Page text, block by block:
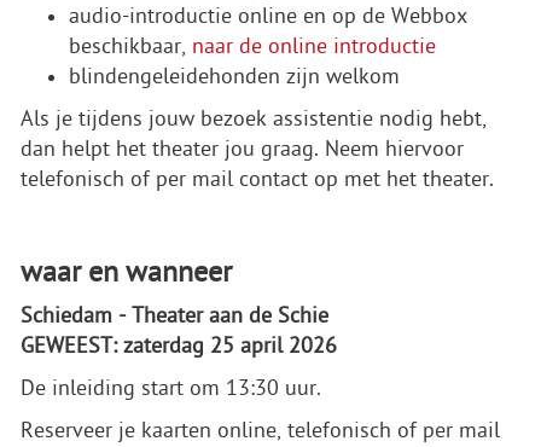
audio-introductie online en op de Webbox
beschikbaar, naar de online introductie
blindengeleidehonden zijn welkom
Als je tijdens jouw bezoek assistentie nodig hebt,
dan helpt het theater jou graag. Neem hiervoor
telefonisch of per mail contact op met het theater.
waar en wanneer
Schiedam - Theater aan de Schie
GEWEEST: zaterdag 25 april 2026
De inleiding start om 13:30 uur.
Reserveer je kaarten online, telefonisch of per mail